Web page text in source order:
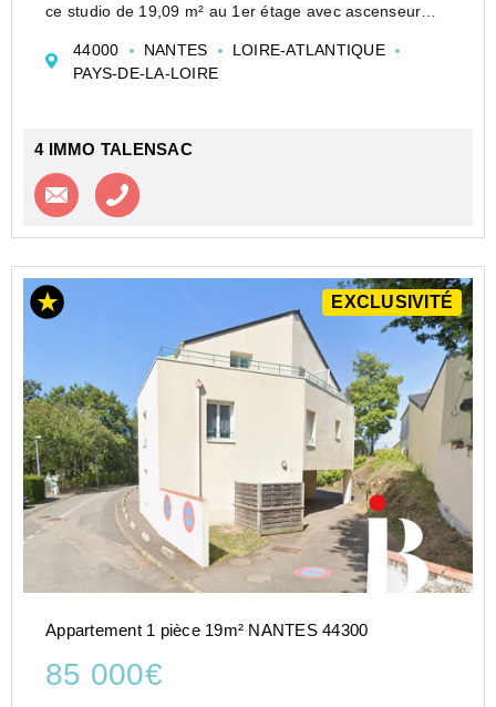
ce studio de 19,09 m² au 1er étage avec ascenseur
occupation.
L'appartement se compose d'une ...
44000 NANTES
LOIRE-ATLANTIQUE
PAYS-DE-LA-LOIRE
4 IMMO TALENSAC
Contacter l'agence
EXCLUSIVITÉ
Appartement 1 pièce 19m² NANTES 44300
85 000€